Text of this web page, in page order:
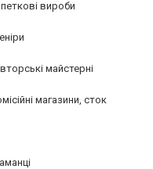
вироби
майстерні
магазини, сток